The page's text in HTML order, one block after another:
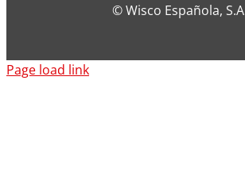
© Wisco Española, S.A
Page load link